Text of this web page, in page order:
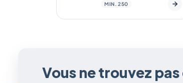
MIN. 250
Vous ne trouvez